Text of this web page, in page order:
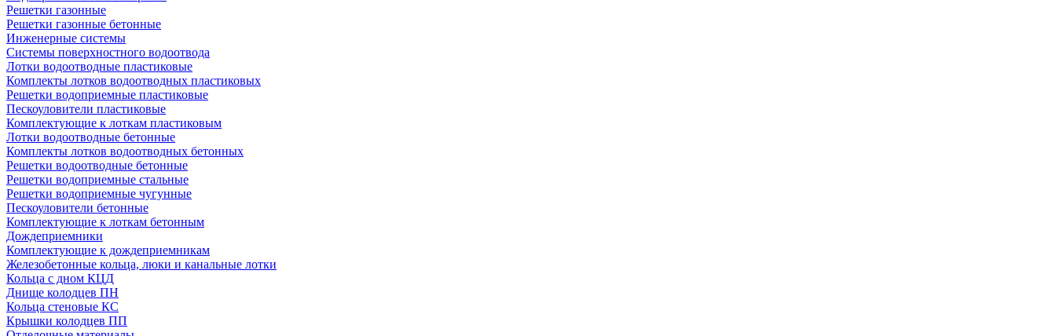
Решетки газонные
Решетки газонные бетонные
Инженерные системы
Системы поверхностного водоотвода
Лотки водоотводные пластиковые
Комплекты лотков водоотводных пластиковых
Решетки водоприемные пластиковые
Пескоуловители пластиковые
Комплектующие к лоткам пластиковым
Лотки водоотводные бетонные
Комплекты лотков водоотводных бетонных
Решетки водоотводные бетонные
Решетки водоприемные стальные
Решетки водоприемные чугунные
Пескоуловители бетонные
Комплектующие к лоткам бетонным
Дождеприемники
Комплектующие к дождеприемникам
Железобетонные кольца, люки и канальные лотки
Кольца с дном КЦД
Днище колодцев ПН
Кольца стеновые КС
Крышки колодцев ПП